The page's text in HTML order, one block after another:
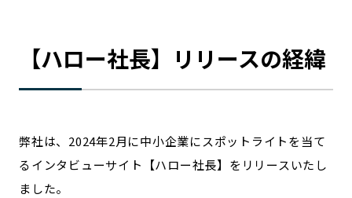
カテゴリから探す
MILCプロジェクト
選出企業特別対談
Localist
【ハロー社長】リリースの経緯
弊社は、2024年2月に中小企業にスポットライトを当て
るインタビューサイト【ハロー社長】をリリースいたし
ました。